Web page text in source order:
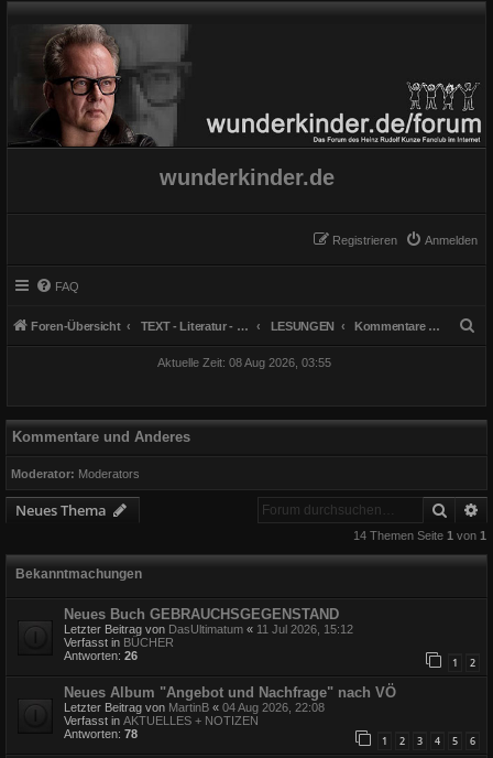
wunderkinder.de
Anmelden
Registrieren
FAQ
Foren-Übersicht TEXT - Literatur - Lesungen u. Buch LESUNGEN Kommentare und Anderes
Aktuelle Zeit: 08 Aug 2026, 03:55
Kommentare und Anderes
Moderator: Moderators
Neues Thema Suche
14 Themen Seite 1 von 1
Bekanntmachungen
Neues Buch GEBRAUCHSGEGENSTAND
Letzter Beitrag von DasUltimatum « 11 Jul 2026, 15:12
Verfasst in BÜCHER
Antworten: 26 1 2
Neues Album "Angebot und Nachfrage" nach VÖ
Letzter Beitrag von MartinB « 04 Aug 2026, 22:08
Verfasst in AKTUELLES + NOTIZEN
Antworten: 78 1 2 3 4 5 6